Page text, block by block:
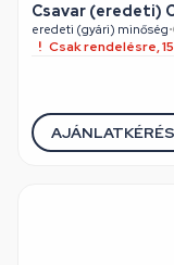
Csavar (eredeti)
eredeti (gyári) minőség•
Csak rendelésre,
AJÁNLATKÉRÉS